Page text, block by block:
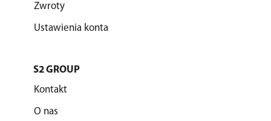
Zwroty
Ustawienia konta
S2 GROUP
Kontakt
O nas